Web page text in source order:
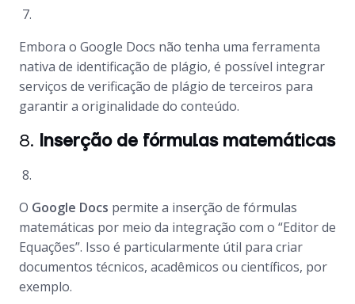
Embora o Google Docs não tenha uma ferramenta
nativa de identificação de plágio, é possível integrar
serviços de verificação de plágio de terceiros para
garantir a originalidade do conteúdo.
8. Inserção de fórmulas matemáticas
O Google Docs permite a inserção de fórmulas
matemáticas por meio da integração com o “Editor de
Equações”. Isso é particularmente útil para criar
documentos técnicos, acadêmicos ou científicos, por
exemplo.